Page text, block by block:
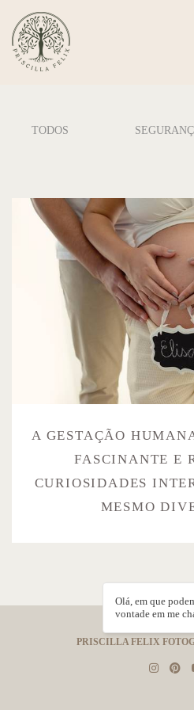
TODOS
A GESTAÇÃO
FASCINANTE E
CURIOSIDADES
MESMO
PRISCILLA FELIX
Olá, em que
vontade em me